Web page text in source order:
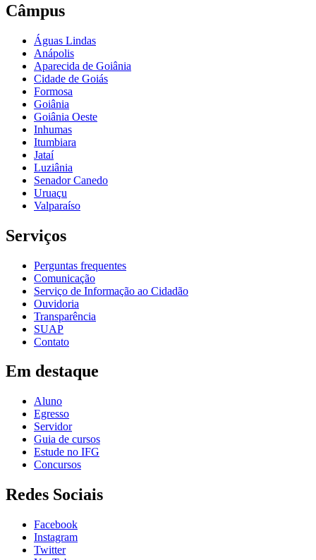
Câmpus
Águas Lindas
Anápolis
Aparecida de Goiânia
Cidade de Goiás
Formosa
Goiânia
Goiânia Oeste
Inhumas
Itumbiara
Jataí
Luziânia
Senador Canedo
Uruaçu
Valparaíso
Serviços
Perguntas frequentes
Comunicação
Serviço de Informação ao Cidadão
Ouvidoria
Transparência
SUAP
Contato
Em destaque
Aluno
Egresso
Servidor
Guia de cursos
Estude no IFG
Concursos
Redes Sociais
Facebook
Instagram
Twitter